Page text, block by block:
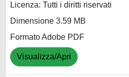
Licenza: Tutti i diritti riservati
Dimensione 3.59 MB
Formato Adobe PDF
Visualizza/Apri